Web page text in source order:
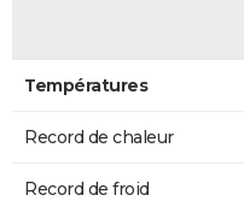
Températures
Record de chaleur
Record de froid